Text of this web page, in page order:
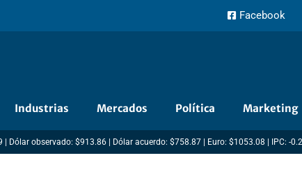
Facebook
Industrias Mercados Política Marketing
| Dólar observado: $913.86 | Dólar acuerdo: $758.87 | Euro: $1053.08 | IPC: -